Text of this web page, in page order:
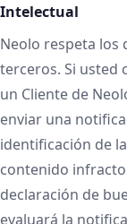
Intelectual
Neolo respeta los
terceros. Si usted
un Cliente de
enviar una
identificación de
contenido
declaración de
evaluará la